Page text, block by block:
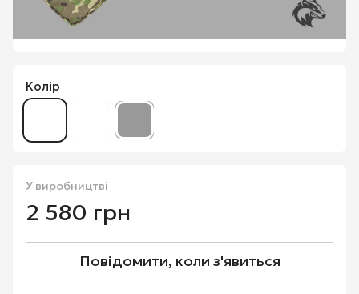
Колір
У виробництві
2 580 грн
Повідомити, коли з'явиться